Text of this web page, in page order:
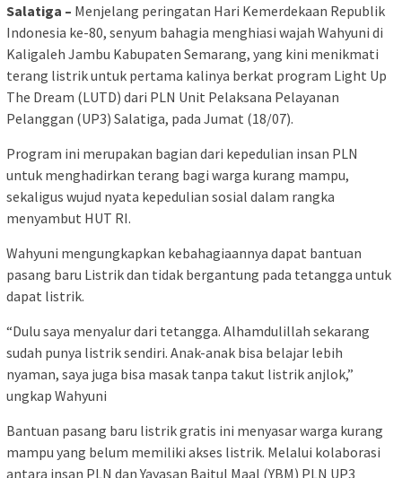
Salatiga – Menjelang peringatan Hari Kemerdekaan Republik
Indonesia ke-80, senyum bahagia menghiasi wajah Wahyuni di
Kaligaleh Jambu Kabupaten Semarang, yang kini menikmati
terang listrik untuk pertama kalinya berkat program Light Up
The Dream (LUTD) dari PLN Unit Pelaksana Pelayanan
Pelanggan (UP3) Salatiga, pada Jumat (18/07).
Program ini merupakan bagian dari kepedulian insan PLN
untuk menghadirkan terang bagi warga kurang mampu,
sekaligus wujud nyata kepedulian sosial dalam rangka
menyambut HUT RI.
Wahyuni mengungkapkan kebahagiaannya dapat bantuan
pasang baru Listrik dan tidak bergantung pada tetangga untuk
dapat listrik.
“Dulu saya menyalur dari tetangga. Alhamdulillah sekarang
sudah punya listrik sendiri. Anak-anak bisa belajar lebih
nyaman, saya juga bisa masak tanpa takut listrik anjlok,”
ungkap Wahyuni
Bantuan pasang baru listrik gratis ini menyasar warga kurang
mampu yang belum memiliki akses listrik. Melalui kolaborasi
antara insan PLN dan Yayasan Baitul Maal (YBM) PLN UP3